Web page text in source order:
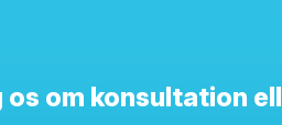
os om konsultation